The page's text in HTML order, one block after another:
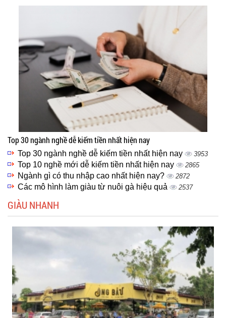
Top 30 ngành nghề dễ kiếm tiền nhất hiện nay
Top 30 ngành nghề dễ kiếm tiền nhất hiện nay 3953
Top 10 nghề mới dễ kiếm tiền nhất hiện nay 2865
Ngành gì có thu nhập cao nhất hiện nay? 2872
Các mô hình làm giàu từ nuôi gà hiệu quả 2537
GIÀU NHANH